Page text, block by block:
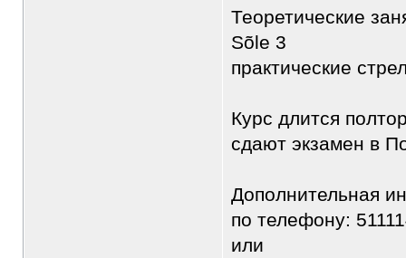
Теоретические
Sõle 3
практические
Курс длится
сдают экзамен в
Дополнительная
по телефону:
или